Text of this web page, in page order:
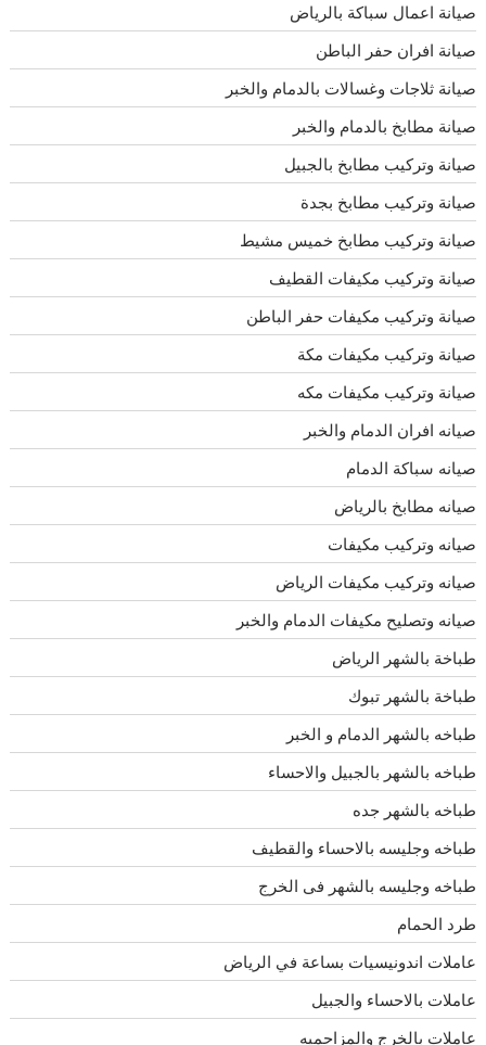
صيانة اعمال سباكة بالرياض
صيانة افران حفر الباطن
صيانة ثلاجات وغسالات بالدمام والخبر
صيانة مطابخ بالدمام والخبر
صيانة وتركيب مطابخ بالجبيل
صيانة وتركيب مطابخ بجدة
صيانة وتركيب مطابخ خميس مشيط
صيانة وتركيب مكيفات القطيف
صيانة وتركيب مكيفات حفر الباطن
صيانة وتركيب مكيفات مكة
صيانة وتركيب مكيفات مكه
صيانه افران الدمام والخبر
صيانه سباكة الدمام
صيانه مطابخ بالرياض
صيانه وتركيب مكيفات
صيانه وتركيب مكيفات الرياض
صيانه وتصليح مكيفات الدمام والخبر
طباخة بالشهر الرياض
طباخة بالشهر تبوك
طباخه بالشهر الدمام و الخبر
طباخه بالشهر بالجبيل والاحساء
طباخه بالشهر جده
طباخه وجليسه بالاحساء والقطيف
طباخه وجليسه بالشهر فى الخرج
طرد الحمام
عاملات اندونيسيات بساعة في الرياض
عاملات بالاحساء والجبيل
عاملات بالخرج والمزاحميه